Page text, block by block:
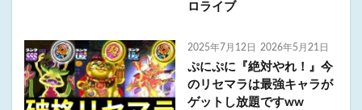
ロライブ
2025年7月12日 2026年5月21日
ぷにぷに『絶対やれ！』今
のリセマラは最強キャラが
ゲットし放題ですww